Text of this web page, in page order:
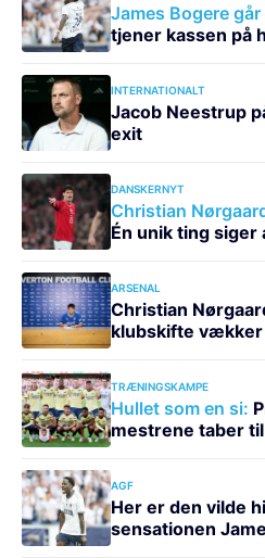
James Bogere
tjener kassen på
INTERNATIONALT
Jacob Neestrup
exit
DANSKERNYT
Christian
Én unik ting siger
ARSENAL
Christian
klubskifte vækker
TRÆNINGSKAMPE
Hullet som en si:
mestrene taber
AGF
Her er den vilde
sensationen